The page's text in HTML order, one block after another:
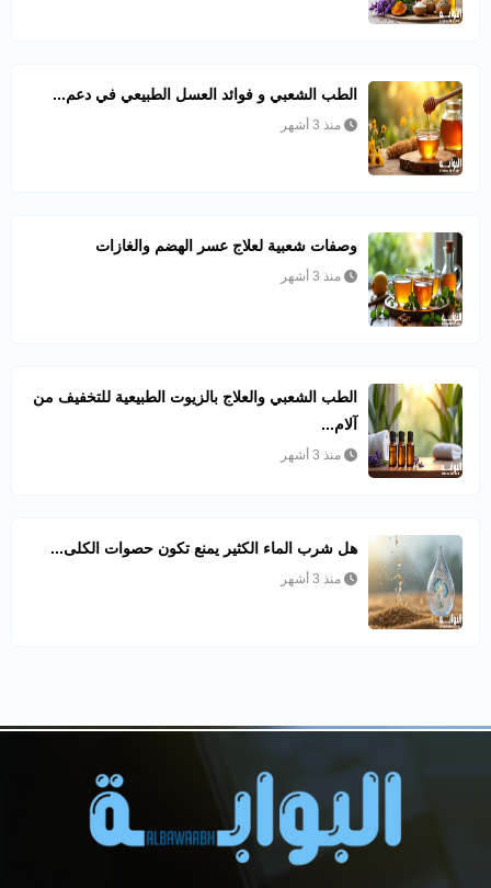
الطب الشعبي و فوائد العسل الطبيعي في دعم...
منذ 3 أشهر
وصفات شعبية لعلاج عسر الهضم والغازات
منذ 3 أشهر
الطب الشعبي والعلاج بالزيوت الطبيعية للتخفيف من
آلام...
منذ 3 أشهر
هل شرب الماء الكثير يمنع تكون حصوات الكلى...
منذ 3 أشهر